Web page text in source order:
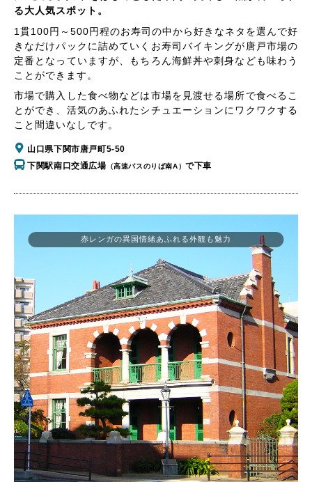
る大人気スポット。
1貫100円～500円程のお寿司の中から好きなネタを選んで好
きなだけパックに詰めていくお寿司バイキングが唐戸市場の
定番となっていますが、もちろん海鮮丼や刺身なども味わう
ことができます。
市場で購入した食べ物などは市場を見渡せる場所で食べるこ
とができ、活気のあふれたシチュエーションにワクワクする
こと間違いなしです。
山口県下関市唐戸町5-50
下関駅南口交通広場 （高速バスのりば南A）で下車
赤レンガの異国情緒あふれる外観も魅力